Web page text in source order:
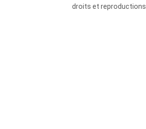
droits et reproductions